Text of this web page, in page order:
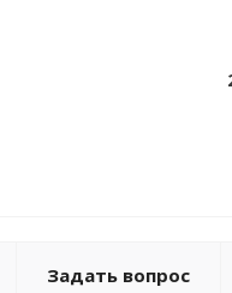
Задать вопрос